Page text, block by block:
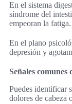
En el sistema
síndrome del
empeoran la fatiga.
En el plano
depresión y
Señales comunes
Puedes identificar
dolores de cabeza